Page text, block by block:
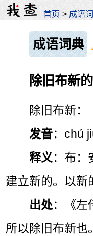
首页 > 成语
成语词典
除旧布新
除旧布新：
发音：chú
释义 ：布：
建立新的。以新
出处：《左
所以除旧布新也